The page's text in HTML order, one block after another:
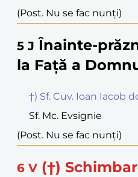
(Post. Nu se fac nunți)
5 J Înainte-
la Față a
†) Sf. Cuv. Ioan Iacob
Sf. Mc. Evsignie
(Post. Nu se fac nunți)
6 V (†)